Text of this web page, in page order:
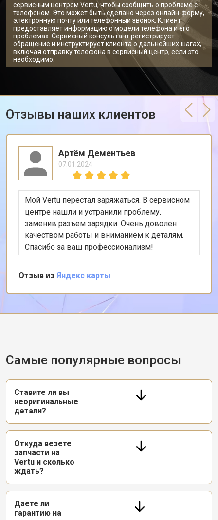
сервисным центром Vertu, чтобы сообщить о проблеме с
телефоном. Это может быть сделано через онлайн-форму,
электронную почту или телефонный звонок. Клиент
предоставляет информацию о модели телефона и его
проблемах. Сервисный консультант регистрирует
обращение и инструктирует клиента о дальнейших шагах,
включая отправку телефона в сервисный центр, если это
необходимо.
Отзывы наших клиентов
Артём Дементьев
07.01.2024
Мой Vertu перестал заряжаться. В сервисном
центре нашли и устранили проблему,
заменив разъем зарядки. Очень доволен
качеством работы и вниманием к деталям.
Спасибо за ваш профессионализм!
Отзыв из Яндекс карты
Самые популярные вопросы
Ставите ли вы
неоригинальные
детали?
Откуда везете
запчасти на
Vertu и сколько
ждать?
Даете ли
гарантию на